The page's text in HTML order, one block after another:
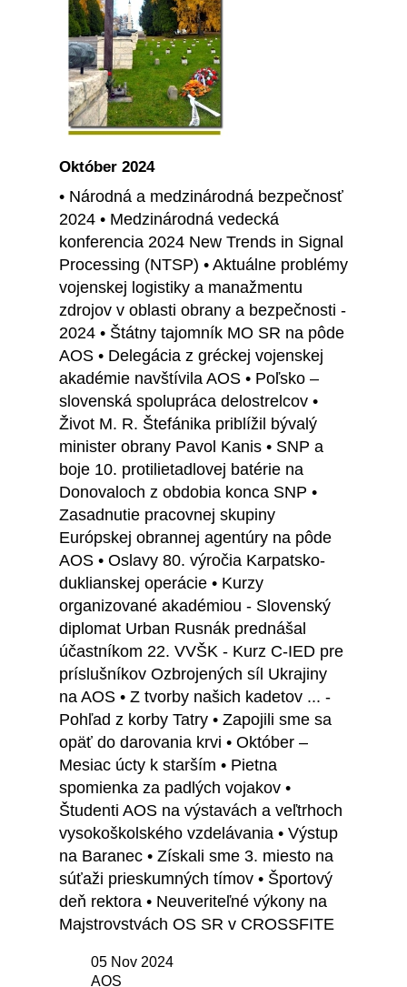
Október 2024
• Národná a medzinárodná bezpečnosť
2024 • Medzinárodná vedecká
konferencia 2024 New Trends in Signal
Processing (NTSP) • Aktuálne problémy
vojenskej logistiky a manažmentu
zdrojov v oblasti obrany a bezpečnosti -
2024 • Štátny tajomník MO SR na pôde
AOS • Delegácia z gréckej vojenskej
akadémie navštívila AOS • Poľsko –
slovenská spolupráca delostrelcov •
Život M. R. Štefánika priblížil bývalý
minister obrany Pavol Kanis • SNP a
boje 10. protilietadlovej batérie na
Donovaloch z obdobia konca SNP •
Zasadnutie pracovnej skupiny
Európskej obrannej agentúry na pôde
AOS • Oslavy 80. výročia Karpatsko-
duklianskej operácie • Kurzy
organizované akadémiou - Slovenský
diplomat Urban Rusnák prednášal
účastníkom 22. VVŠK - Kurz C-IED pre
príslušníkov Ozbrojených síl Ukrajiny
na AOS • Z tvorby našich kadetov ... -
Pohľad z korby Tatry • Zapojili sme sa
opäť do darovania krvi • Október –
Mesiac úcty k starším • Pietna
spomienka za padlých vojakov •
Študenti AOS na výstavách a veľtrhoch
vysokoškolského vzdelávania • Výstup
na Baranec • Získali sme 3. miesto na
súťaži prieskumných tímov • Športový
deň rektora • Neuveriteľné výkony na
Majstrovstvách OS SR v CROSSFITE
05 Nov 2024
AOS